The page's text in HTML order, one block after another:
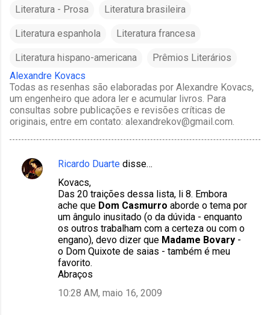
Literatura - Prosa Literatura brasileira
Literatura espanhola Literatura francesa
Literatura hispano-americana
Prêmios Literários
Alexandre Kovacs
Todas as resenhas são elaboradas por Alexandre Kovacs,
um engenheiro que adora ler e acumular livros. Para
consultas sobre publicações e revisões críticas de
originais, entre em contato: alexandrekov@gmail.com.
C
Ricardo Duarte disse…
Kovacs,
Das 20 traições dessa lista, li 8. Embora
ache que Dom Casmurro aborde o tema por
um ângulo inusitado (o da dúvida - enquanto
os outros trabalham com a certeza ou com o
engano), devo dizer que Madame Bovary -
o Dom Quixote de saias - também é meu
favorito.
Abraços
10:28 AM, maio 16, 2009